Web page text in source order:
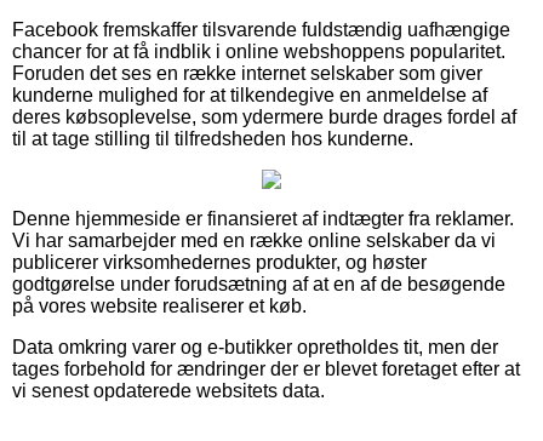
Facebook fremskaffer tilsvarende fuldstændig uafhængige
chancer for at få indblik i online webshoppens popularitet.
Foruden det ses en række internet selskaber som giver
kunderne mulighed for at tilkendegive en anmeldelse af
deres købsoplevelse, som ydermere burde drages fordel af
til at tage stilling til tilfredsheden hos kunderne.
Denne hjemmeside er finansieret af indtægter fra reklamer.
Vi har samarbejder med en række online selskaber da vi
publicerer virksomhedernes produkter, og høster
godtgørelse under forudsætning af at en af de besøgende
på vores website realiserer et køb.
Data omkring varer og e-butikker opretholdes tit, men der
tages forbehold for ændringer der er blevet foretaget efter at
vi senest opdaterede websitets data.